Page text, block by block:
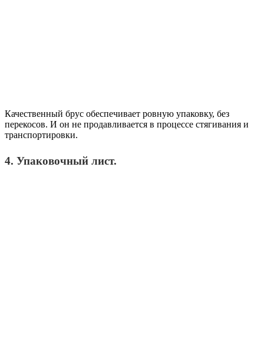
Качественный брус обеспечивает ровную упаковку, без
перекосов. И он не продавливается в процессе стягивания и
транспортировки.
4. Упаковочный лист.